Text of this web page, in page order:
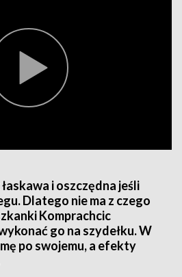
i oszczędna jeśli
Dlatego nie ma z czego
Komprachcic
go na szydełku. W
po swojemu, a efekty